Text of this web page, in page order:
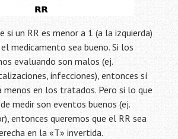
si un RR es menor a 1 (a la izquierda)
medicamento sea bueno. Si los
evaluando son malos (ej.
infecciones), entonces sí
menos en los tratados. Pero si lo que
medir son eventos buenos (ej.
entonces queremos que el RR sea
en la «T» invertida.